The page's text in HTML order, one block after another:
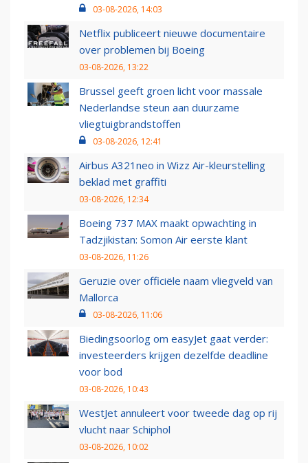
03-08-2026, 14:03
Netflix publiceert nieuwe documentaire
over problemen bij Boeing
03-08-2026, 13:22
Brussel geeft groen licht voor massale
Nederlandse steun aan duurzame
vliegtuigbrandstoffen
03-08-2026, 12:41
Airbus A321neo in Wizz Air-kleurstelling
beklad met graffiti
03-08-2026, 12:34
Boeing 737 MAX maakt opwachting in
Tadzjikistan: Somon Air eerste klant
03-08-2026, 11:26
Geruzie over officiële naam vliegveld van
Mallorca
03-08-2026, 11:06
Biedingsoorlog om easyJet gaat verder:
investeerders krijgen dezelfde deadline
voor bod
03-08-2026, 10:43
WestJet annuleert voor tweede dag op rij
vlucht naar Schiphol
03-08-2026, 10:02